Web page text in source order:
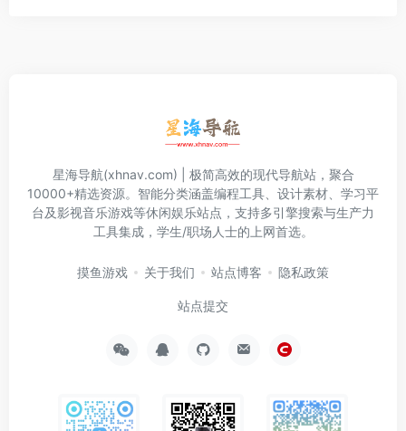
星海导航(xhnav.com) | 极简高效的现代导航站，聚合
10000+精选资源。智能分类涵盖编程工具、设计素材、学习平
台及影视音乐游戏等休闲娱乐站点，支持多引擎搜索与生产力
工具集成，学生/职场人士的上网首选。
摸鱼游戏 关于我们 站点博客 隐私政策
站点提交